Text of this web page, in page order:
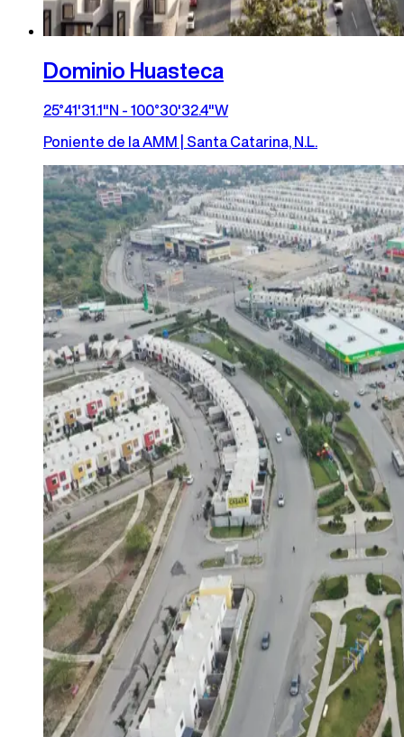
Dominio Huasteca
25°41'31.1"N - 100°30'32.4"W
Poniente de la AMM | Santa Catarina, N.L.